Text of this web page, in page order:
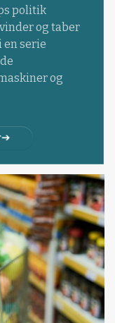
politik
og taber
en serie
og